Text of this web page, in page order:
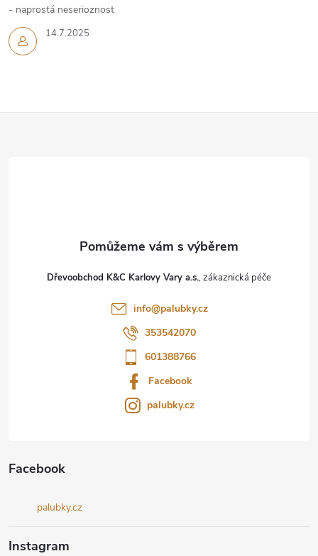
14.7.2025
- naprostá neserioznost
Dřevoobchod K&C Karlovy Vary a.s.
info@palubky.cz
353542070
601388766
Facebook
palubky.cz
Facebook
palubky.cz
Instagram